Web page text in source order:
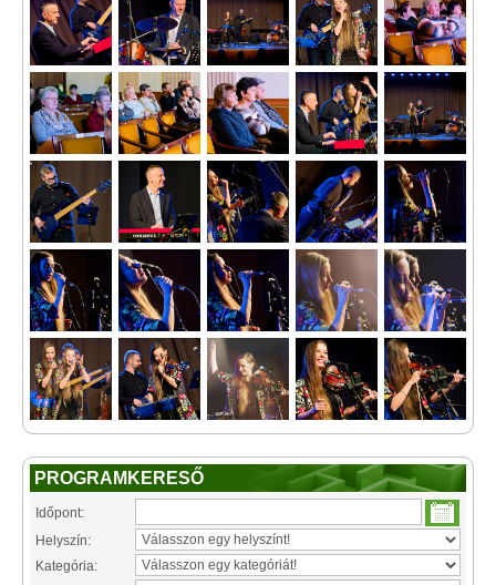
PROGRAMKERESŐ
Időpont:
Helyszín:
Kategória: